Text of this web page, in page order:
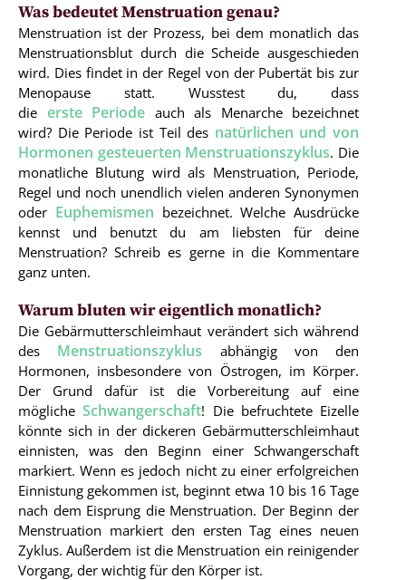
Was bedeutet Menstruation genau?
Menstruation ist der Prozess, bei dem monatlich das
Menstruationsblut durch die Scheide ausgeschieden
wird. Dies findet in der Regel von der Pubertät bis zur
Menopause statt. Wusstest du, dass
die erste Periode auch als Menarche bezeichnet
wird? Die Periode ist Teil des natürlichen und von
Hormonen gesteuerten Menstruationszyklus. Die
monatliche Blutung wird als Menstruation, Periode,
Regel und noch unendlich vielen anderen Synonymen
oder Euphemismen bezeichnet. Welche Ausdrücke
kennst und benutzt du am liebsten für deine
Menstruation? Schreib es gerne in die Kommentare
ganz unten.
Warum bluten wir eigentlich monatlich?
Die Gebärmutterschleimhaut verändert sich während
des Menstruationszyklus abhängig von den
Hormonen, insbesondere von Östrogen, im Körper.
Der Grund dafür ist die Vorbereitung auf eine
möglicheSchwangerschaft! Die befruchtete Eizelle
könnte sich in der dickeren Gebärmutterschleimhaut
einnisten, was den Beginn einer Schwangerschaft
markiert. Wenn es jedoch nicht zu einer erfolgreichen
Einnistung gekommen ist, beginnt etwa 10 bis 16 Tage
nach dem Eisprung die Menstruation. Der Beginn der
Menstruation markiert den ersten Tag eines neuen
Zyklus. Außerdem ist die Menstruation ein reinigender
Vorgang, der wichtig für den Körper ist.